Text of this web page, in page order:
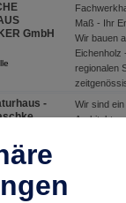
GmbH
Maß - Ihr
Wir bauen
regionalen
-
ob der
Wir sind